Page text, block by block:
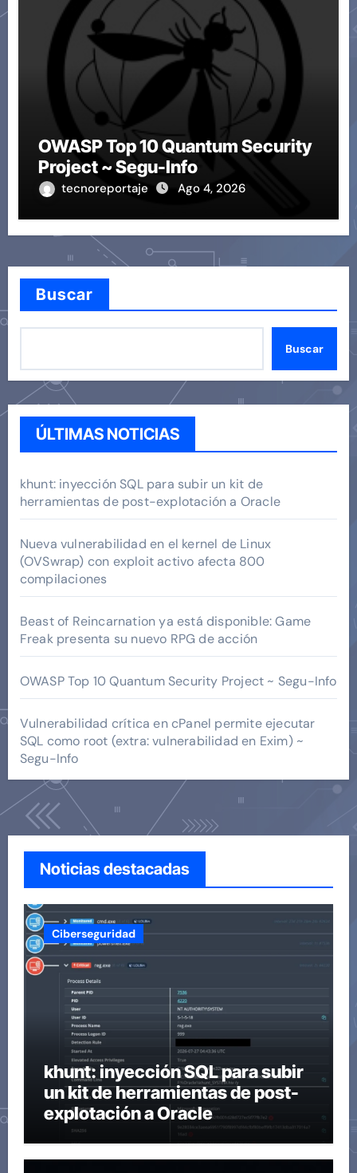
OWASP Top 10 Quantum Security
Project ~ Segu-Info
tecnoreportaje Ago 4, 2026
Buscar
Buscar
ÚLTIMAS NOTICIAS
khunt: inyección SQL para subir un kit de
herramientas de post-explotación a Oracle
Nueva vulnerabilidad en el kernel de Linux
(OVSwrap) con exploit activo afecta 800
compilaciones
Beast of Reincarnation ya está disponible: Game
Freak presenta su nuevo RPG de acción
OWASP Top 10 Quantum Security Project ~ Segu-Info
Vulnerabilidad crítica en cPanel permite ejecutar
SQL como root (extra: vulnerabilidad en Exim) ~
Segu-Info
Noticias destacadas
Ciberseguridad
khunt: inyección SQL para subir
un kit de herramientas de post-
explotación a Oracle